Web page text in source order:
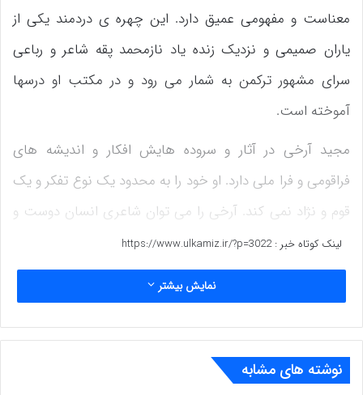
معناست و مفهومی عمیق دارد. این چهره ی دردمند یکی از
یاران صمیمی و نزدیک زنده یاد نازمحمد پقه شاعر و رباعی
سرای مشهور ترکمن به شمار می رود و در مکتب او درسها
آموخته است.
مجید آرخی در آثار و سروده هایش افکار و اندیشه های
فراقومی و فرا ملی دارد. او خود را به محدود یک نوع تفکر و یک
قوم و نژاد نمی کند. آرخی را می توان شاعری انسان دوست و
صلح طلب نامید که به دنبال صلح و دوستی و امنیت و آرامش
ملت ها با هر رنگ و زبان و نژاد و فرهنگ و دین و آیین است.
او که از دیار فرهنگ پرور امچلی است. از جنگ و غوغا بیزار
است. صلح را سبب حیات و پویایی و جنگ را مایه ی رکود و
ممات می پندارد. شاعری ظریف و نکته سنج که نگاهی نقادانه
لینک کوتاه خبر :https://www.ulkamiz.ir/?p=3022
نمایش بیشتر
نوشته های مشابه